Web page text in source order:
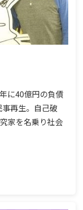
に40億円の負債
再生。自己破
家を名乗り社会